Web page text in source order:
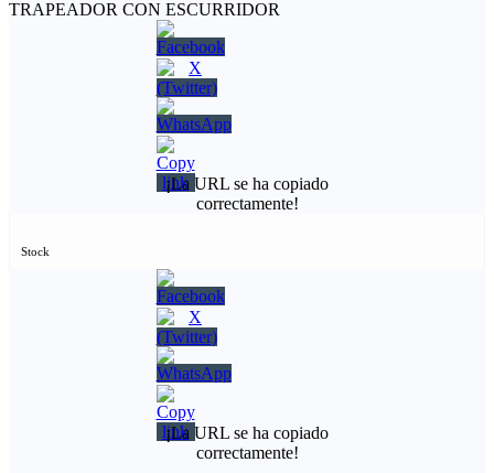
TRAPEADOR CON ESCURRIDOR
¡La URL se ha copiado
correctamente!
Stock
¡La URL se ha copiado
correctamente!